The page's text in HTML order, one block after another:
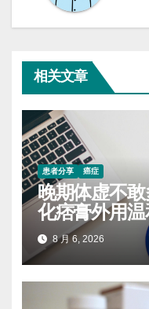
相关文章
患者分享 癌症
晚期体虚不
化痞膏外用
8 月 6, 2026